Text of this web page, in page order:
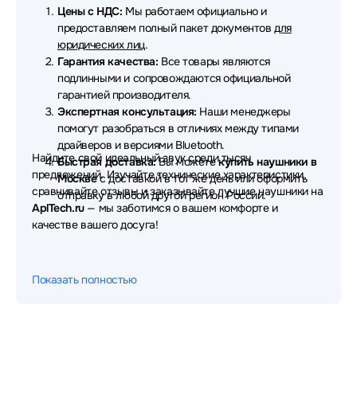
Наушники Fanvil Наушники Nuroum
Наушники Thermaltake Наушники TWS
Наушники AVTech Наушники Ritmix
Наушники Microlab Наушники Patriot
Наушники MSI Наушники Hama
Наушники EPOS Наушники Redmi
Наушники Dunu Наушники OnePlus
Цены с НДС: Мы работаем официально и
предоставляем полный пакет документовдля
юридических лиц.
Гарантия качества: Все товары являются
подлинными и сопровождаются официальной
гарантией производителя.
Экспертная консультация: Наши менеджеры
помогут разобраться в отличиях между типами
драйверов и версиями Bluetooth.
Быстрая доставка:Вы можетекупить наушники в
Москвес доставкой в тот же день или оформить
отправку в любой другой регион России.
Найдите свой идеальный звук среди тысяч
предложений. Изучайте технические характеристики,
сравнивайте отзывы и заказывайте лучшие наушники на
AplTech.ru— мы заботимся о вашем комфорте и
качестве вашего досуга!
Показать полностью